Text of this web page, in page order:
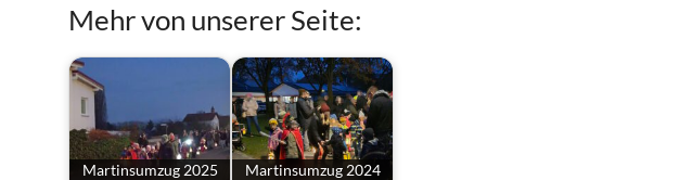
Mehr von unserer Seite:
Martinsumzug 2025
Martinsumzug 2024